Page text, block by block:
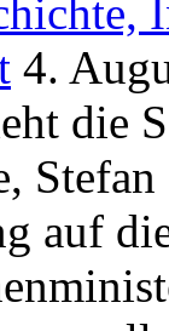
4.
die
auf